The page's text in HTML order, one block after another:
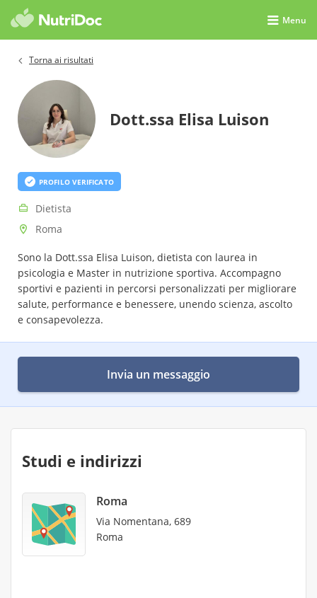
Menu
Torna ai risultati
Dott.ssa Elisa Luison
PROFILO VERIFICATO
Dietista
Roma
Sono la Dott.ssa Elisa Luison, dietista con laurea in
psicologia e Master in nutrizione sportiva. Accompagno
sportivi e pazienti in percorsi personalizzati per migliorare
salute, performance e benessere, unendo scienza, ascolto
e consapevolezza.
Invia un messaggio
Studi e indirizzi
Roma
Via Nomentana, 689
Roma